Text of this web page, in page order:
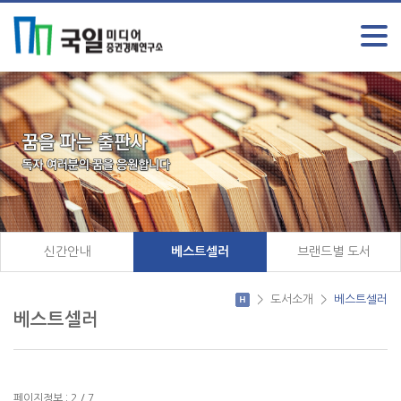
신간안내 베스트셀러 브랜드별 도서
베스트셀러
> 도서소개 > 베스트셀러
페이지정보 : 2 / 7